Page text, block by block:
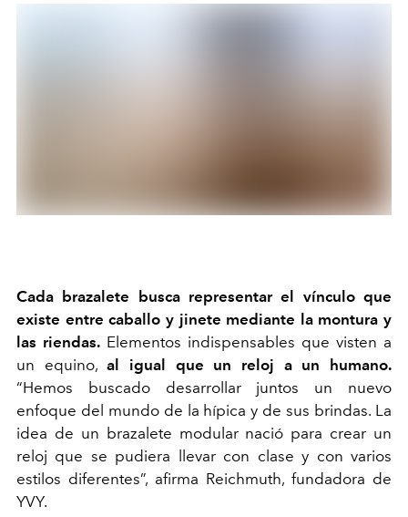
Cada brazalete busca representar el vínculo que
existe entre caballo y jinete mediante la montura y
las riendas. Elementos indispensables que visten a
un equino,al igual que un reloj a un humano.
“Hemos buscado desarrollar juntos un nuevo
enfoque del mundo de la hípica y de sus brindas. La
idea de un brazalete modular nació para crear un
reloj que se pudiera llevar con clase y con varios
estilos diferentes”, afirma Reichmuth, fundadora de
YVY.